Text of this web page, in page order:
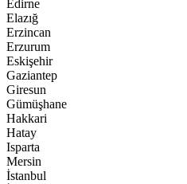
Edirne
Elazığ
Erzincan
Erzurum
Eskişehir
Gaziantep
Giresun
Gümüşhane
Hakkari
Hatay
Isparta
Mersin
İstanbul